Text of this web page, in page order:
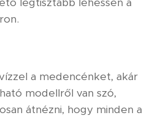
a medencénket, akár
modellről van szó,
átnézni, hogy minden a